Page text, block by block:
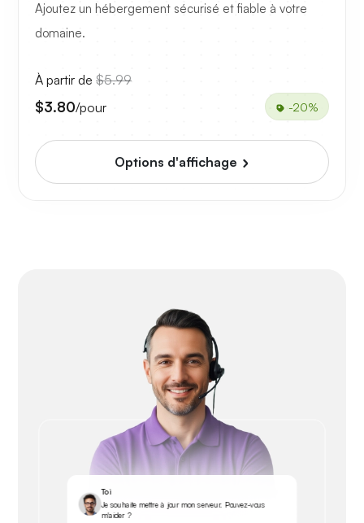
Ajoutez un hébergement sécurisé et fiable à votre
domaine.
À partir de $5.99
$3.80/pour -20%
Options d'affichage
Toi
Je souhaite mettre à jour mon serveur. Pouvez-vous
m'aider ?